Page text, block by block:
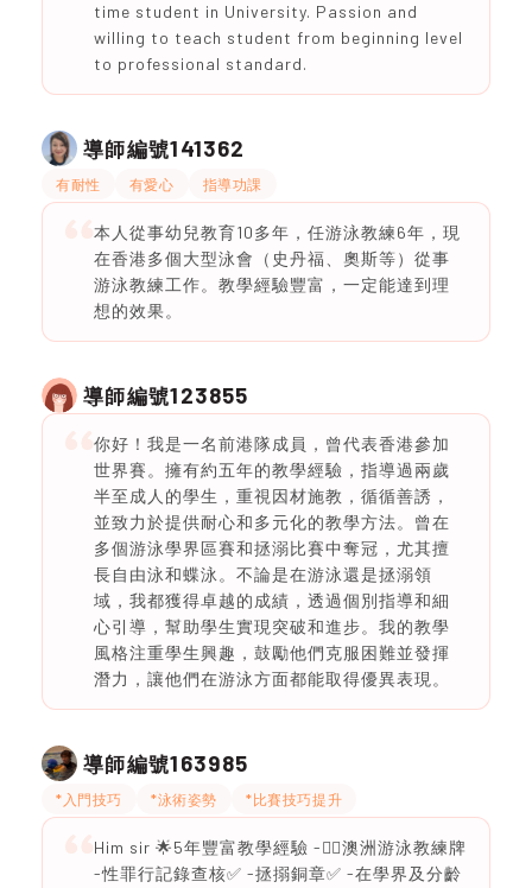
time student in University. Passion and
willing to teach student from beginning level
to professional standard.
導師編號141362
有耐性 有愛心 指導功課
本人從事幼兒教育10多年，任游泳教練6年，現
在香港多個大型泳會（史丹福、奧斯等）從事
游泳教練工作。教學經驗豐富，一定能達到理
想的效果。
導師編號123855
你好！我是一名前港隊成員，曾代表香港參加
世界賽。擁有約五年的教學經驗，指導過兩歲
半至成人的學生，重視因材施教，循循善誘，
並致力於提供耐心和多元化的教學方法。曾在
多個游泳學界區賽和拯溺比賽中奪冠，尤其擅
長自由泳和蝶泳。不論是在游泳還是拯溺領
域，我都獲得卓越的成績，透過個別指導和細
心引導，幫助學生實現突破和進步。我的教學
風格注重學生興趣，鼓勵他們克服困難並發揮
潛力，讓他們在游泳方面都能取得優異表現。
導師編號163985
*入門技巧 *泳術姿勢 *比賽技巧提升
Him sir 🌟5年豐富教學經驗 -🏊‍♂️澳洲游泳教練牌
-性罪行記錄查核✅ -拯搦銅章✅ -在學界及分齡